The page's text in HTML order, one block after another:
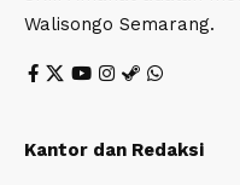
Walisongo Semarang.
Kantor dan Redaksi